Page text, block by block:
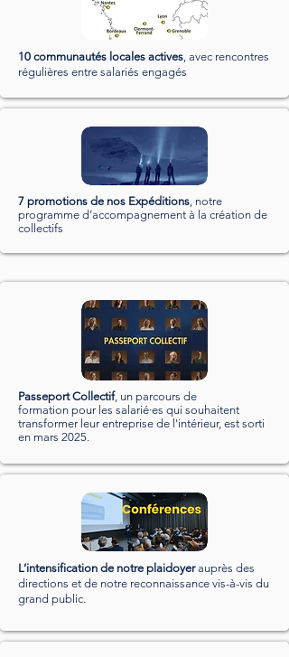
10 communautés locales actives, avec rencontres
régulières entre salariés engagés
7 promotions de nos Expéditions, notre
programme d’accompagnement à la création de
collectifs​
Passeport Collectif, un parcours de
formation pour les salarié·es qui souhaitent
transformer leur entreprise de l'intérieur, est sorti
en mars 2025.
L’intensification de notre plaidoyerauprès des
directions et de notre reconnaissance vis-à-vis du
grand public.